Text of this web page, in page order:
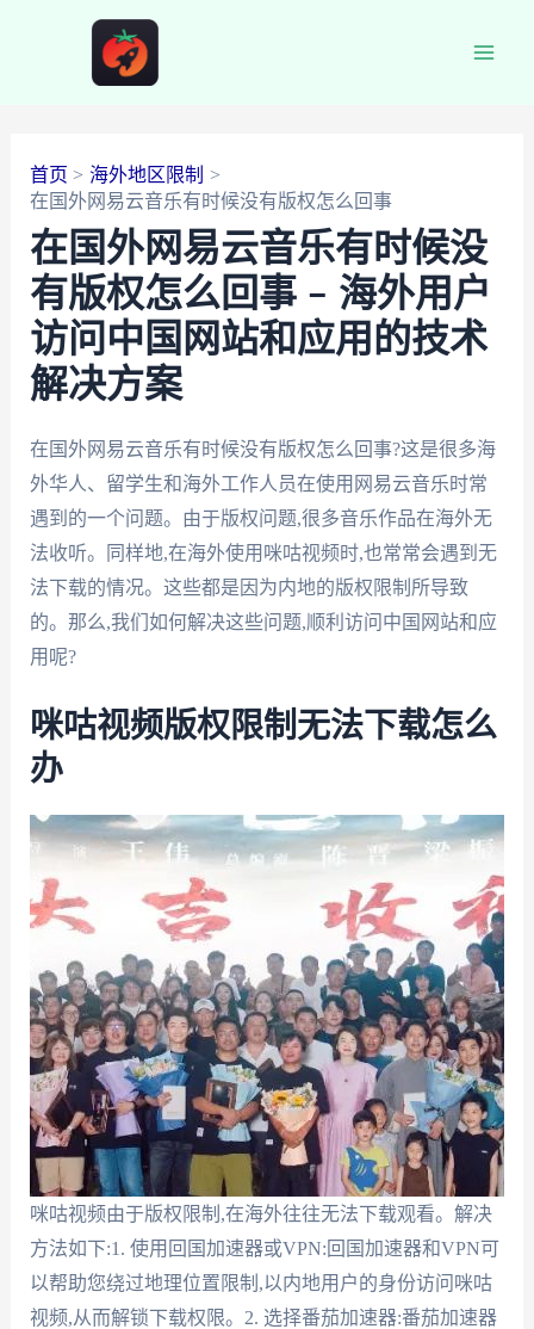
首页
海外地区限制
在国外网易云音乐有时候没有版权怎么回事
在国外网易云音乐有时候没
有版权怎么回事 – 海外用户
访问中国网站和应用的技术
解决方案
在国外网易云音乐有时候没有版权怎么回事?这是很多海
外华人、留学生和海外工作人员在使用网易云音乐时常
遇到的一个问题。由于版权问题,很多音乐作品在海外无
法收听。同样地,在海外使用咪咕视频时,也常常会遇到无
法下载的情况。这些都是因为内地的版权限制所导致
的。那么,我们如何解决这些问题,顺利访问中国网站和应
用呢?
咪咕视频版权限制无法下载怎么
办
咪咕视频由于版权限制,在海外往往无法下载观看。解决
方法如下:1. 使用回国加速器或VPN:回国加速器和VPN可
以帮助您绕过地理位置限制,以内地用户的身份访问咪咕
视频,从而解锁下载权限。2. 选择番茄加速器:番茄加速器